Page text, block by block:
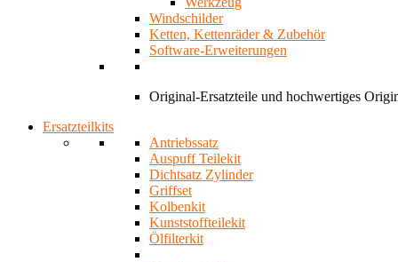
Windschilder
Ketten, Kettenräder & Zubehör
Software-Erweiterungen
Original-Ersatzteile und hochwertiges
Ersatzteilkits
Antriebssatz
Auspuff Teilekit
Dichtsatz Zylinder
Griffset
Kolbenkit
Kunststoffteilekit
Ölfilterkit